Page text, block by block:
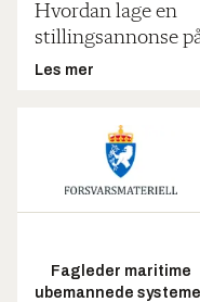
Hvordan lage en
stillingsannonse
Les mer
Fagleder maritime
ubemannede